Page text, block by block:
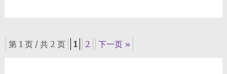
Posts
第 1 页 / 共 2 页 1 2 下一页 »